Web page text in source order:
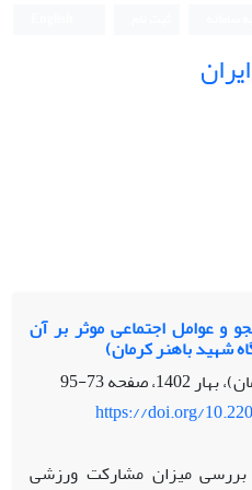
و عوامل اجتماعی موثر بر آن
شهید باهنر کرمان)
73-95
https://doi.org/
بررسی میزان مشارکت ورزشی